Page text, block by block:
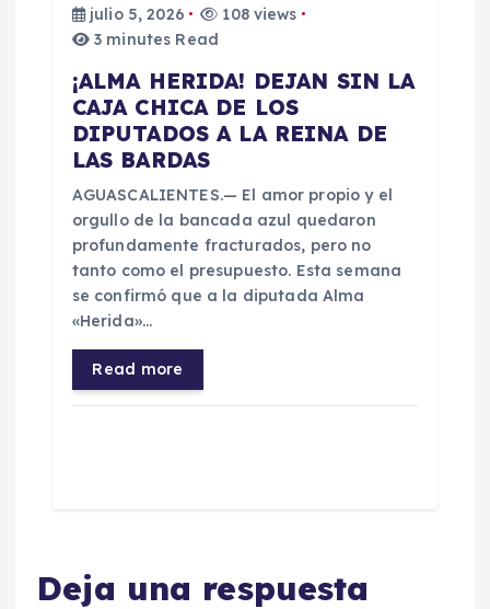
julio 5, 2026
108 views
3 minutes Read
​¡ALMA HERIDA! DEJAN SIN LA
CAJA CHICA DE LOS
DIPUTADOS A LA REINA DE
LAS BARDAS
​AGUASCALIENTES.— El amor propio y el
orgullo de la bancada azul quedaron
profundamente fracturados, pero no
tanto como el presupuesto. Esta semana
se confirmó que a la diputada Alma
«Herida»…
Read more
Deja una respuesta